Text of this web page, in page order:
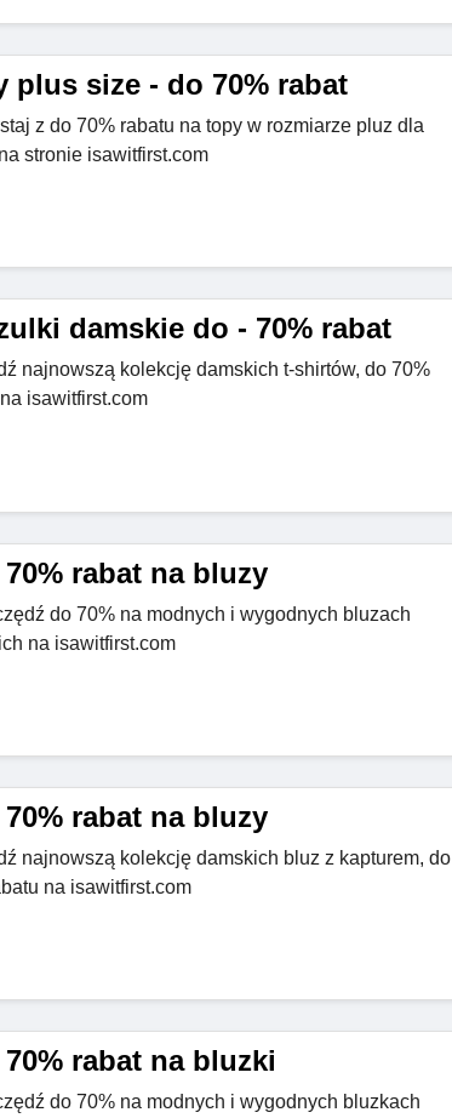
plus size - do 70% rabat
z do 70% rabatu na topy w rozmiarze pluz dla
stronie isawitfirst.com
damskie do - 70% rabat
najnowszą kolekcję damskich t-shirtów, do 70%
isawitfirst.com
70% rabat na bluzy
do 70% na modnych i wygodnych bluzach
na isawitfirst.com
70% rabat na bluzy
najnowszą kolekcję damskich bluz z kapturem, do
na isawitfirst.com
70% rabat na bluzki
do 70% na modnych i wygodnych bluzkach